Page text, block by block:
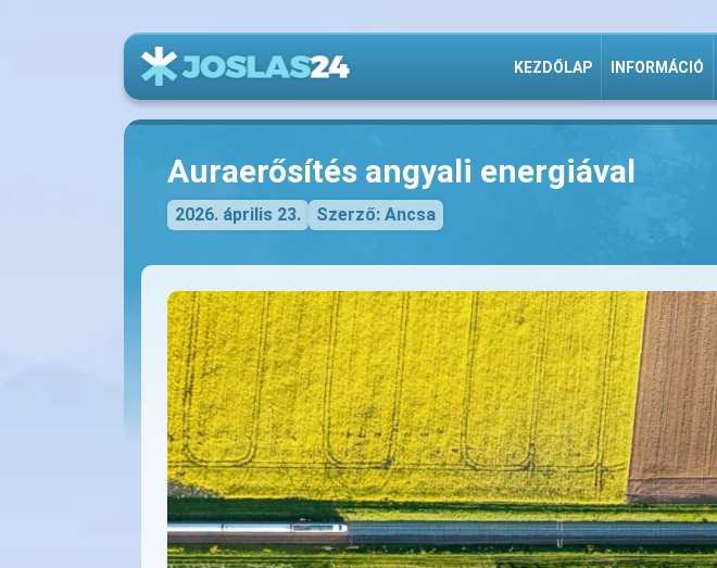
KEZDŐLAP INFORMÁCIÓ
Auraerősítés angyali energiával
2026. április 23. Szerző: Ancsa